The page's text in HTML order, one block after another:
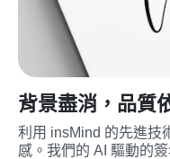
背景盡消，品質
利用 insMind 的先進技
感。我們的 AI 驅動的